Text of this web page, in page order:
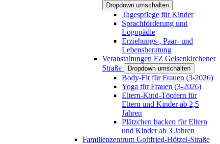
Dropdown umschalten
Tagespflege für Kinder
Sprachförderung und
Logopädie
Erziehungs-, Paar- und
Lebensberatung
Veranstaltungen FZ Gelsenkirchener
Straße
Dropdown umschalten
Body-Fit für Frauen (3-2026)
Yoga für Frauen (3-2026)
Eltern-Kind-Töpfern für
Eltern und Kinder ab 2,5
Jahren
Plätzchen backen für Eltern
und Kinder ab 3 Jahren
Familienzentrum Gottfried-Hötzel-Straße